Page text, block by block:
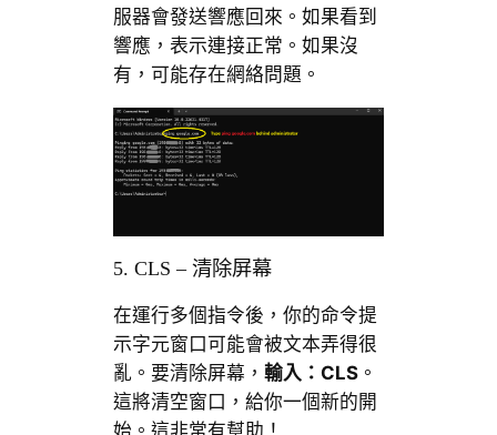
服器會發送響應回來。如果看到
響應，表示連接正常。如果沒
有，可能存在網絡問題。
5. CLS – 清除屏幕
在運行多個指令後，你的命令提
示字元窗口可能會被文本弄得很
亂。要清除屏幕， 輸入： CLS。
這將清空窗口，給你一個新的開